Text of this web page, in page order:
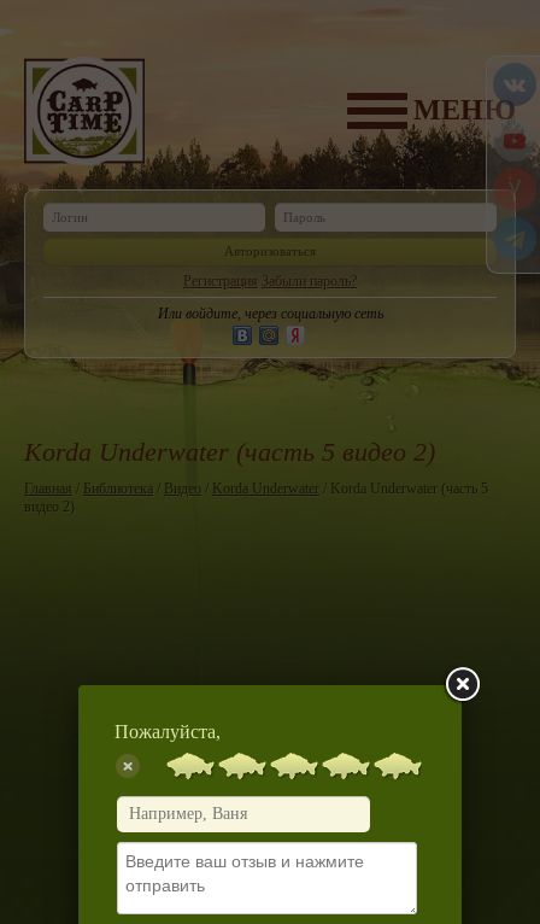
МЕНЮ
Авторизоваться
Регистрация Забыли пароль?
Или войдите, через социальную сеть
Korda Underwater (часть 5 видео 2)
Главная / Библиотека / Видео / Korda Underwater / Korda Underwater (часть 5
видео 2)
Пожалуйста,